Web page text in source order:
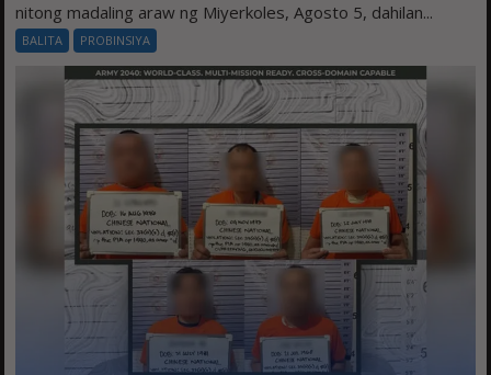
nitong madaling araw ng Miyerkoles, Agosto 5, dahilan...
BALITA PROBINSIYA